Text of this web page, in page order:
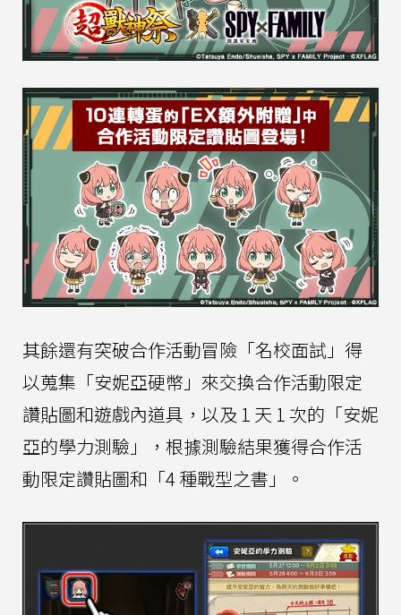
其餘還有突破合作活動冒險「名校面試」得
以蒐集「安妮亞硬幣」來交換合作活動限定
讚貼圖和遊戲內道具，以及 1 天 1 次的「安妮
亞的學力測驗」，根據測驗結果獲得合作活
動限定讚貼圖和「4 種戰型之書」。